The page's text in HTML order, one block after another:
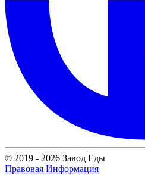
© 2019 - 2026 Завод Еды
Правовая Информация